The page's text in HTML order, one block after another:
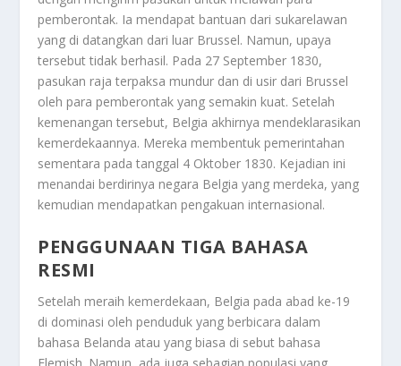
pemberontak. Ia mendapat bantuan dari sukarelawan
yang di datangkan dari luar Brussel. Namun, upaya
tersebut tidak berhasil. Pada 27 September 1830,
pasukan raja terpaksa mundur dan di usir dari Brussel
oleh para pemberontak yang semakin kuat. Setelah
kemenangan tersebut, Belgia akhirnya mendeklarasikan
kemerdekaannya. Mereka membentuk pemerintahan
sementara pada tanggal 4 Oktober 1830. Kejadian ini
menandai berdirinya negara Belgia yang merdeka, yang
kemudian mendapatkan pengakuan internasional.
PENGGUNAAN TIGA BAHASA
RESMI
Setelah meraih kemerdekaan, Belgia pada abad ke-19
di dominasi oleh penduduk yang berbicara dalam
bahasa Belanda atau yang biasa di sebut bahasa